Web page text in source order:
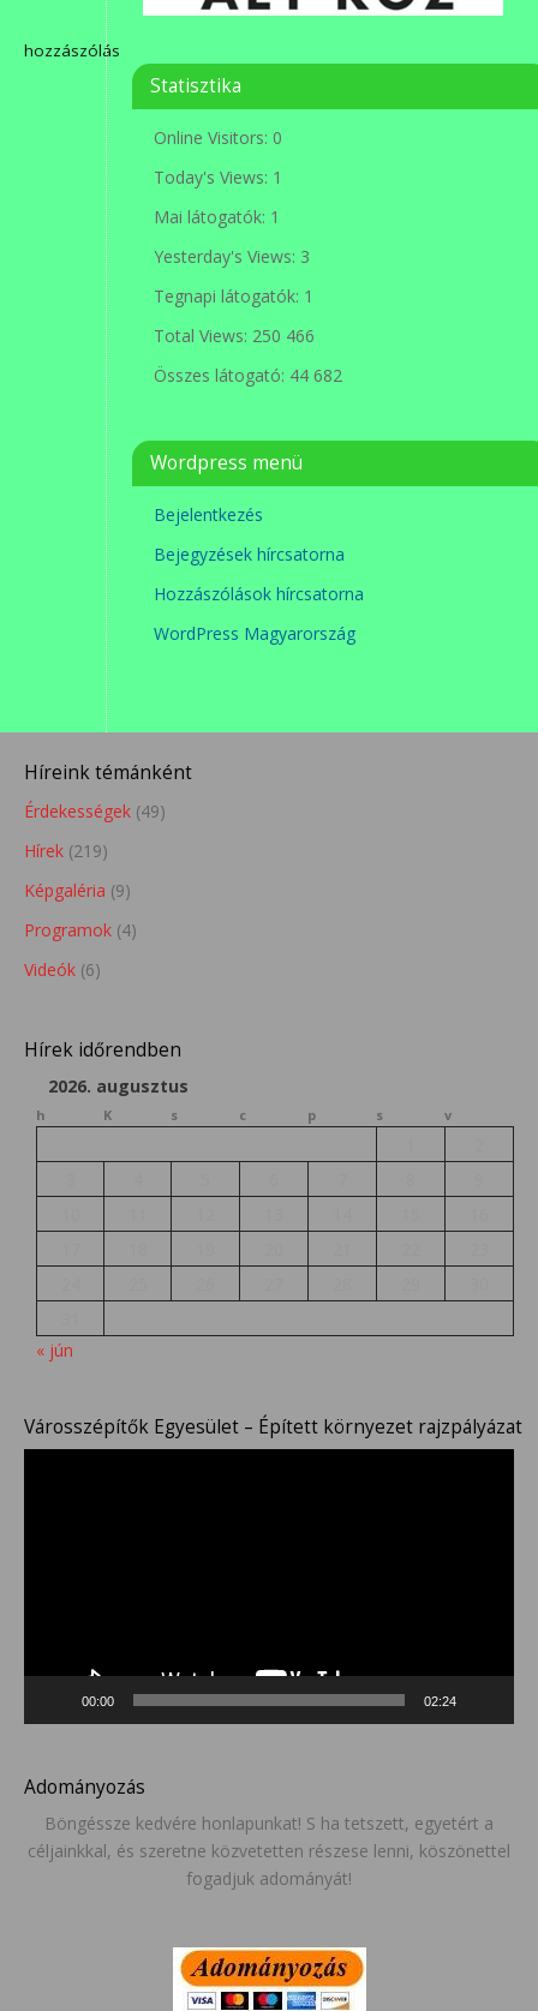
hozzászólás
Statisztika
Online Visitors: 0
Today's Views: 1
Mai látogatók: 1
Yesterday's Views: 3
Tegnapi látogatók: 1
Total Views: 250 466
Összes látogató: 44 682
Wordpress menü
Bejelentkezés
Bejegyzések hírcsatorna
Hozzászólások hírcsatorna
WordPress Magyarország
Híreink témánként
Érdekességek (49)
Hírek (219)
Képgaléria (9)
Programok (4)
Videók (6)
Hírek időrendben
2026. augusztus
h K s c p s v
« jún
Városszépítők Egyesület – Épített környezet rajzpályázat
00:00 02:24
Adományozás
Böngéssze kedvére honlapunkat! S ha tetszett, egyetért a
céljainkkal, és szeretne közvetetten részese lenni, köszönettel
fogadjuk adományát!